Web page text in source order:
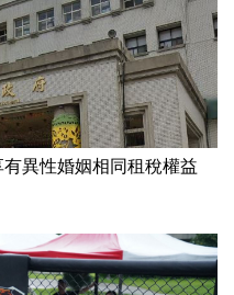
異性婚姻相同租稅權益